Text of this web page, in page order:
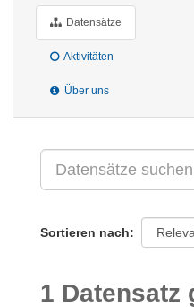
Datensätze
Aktivitäten
Über uns
Sortieren nach
1 Datensatz